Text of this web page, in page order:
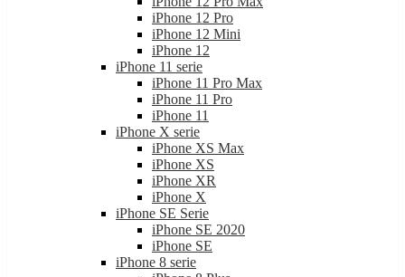
iPhone 12 Pro
iPhone 12 Mini
iPhone 12
iPhone 11 serie
iPhone 11 Pro Max
iPhone 11 Pro
iPhone 11
iPhone X serie
iPhone XS Max
iPhone XS
iPhone XR
iPhone X
iPhone SE Serie
iPhone SE 2020
iPhone SE
iPhone 8 serie